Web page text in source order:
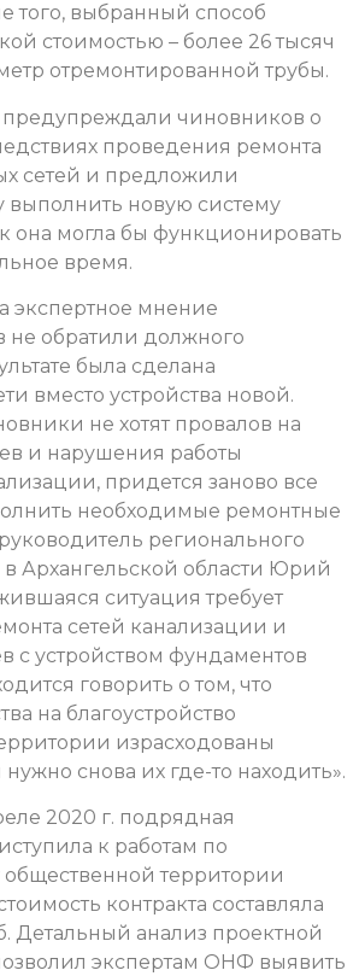
того, выбранный способ
стоимостью – более 26 тысяч
отремонтированной трубы.
чиновников о
проведения ремонта
сетей и предложили
выполнить новую систему
она могла бы функционировать
время.
экспертное мнение
не обратили должного
была сделана
вместо устройства новой.
не хотят провалов на
и нарушения работы
придется заново все
необходимые ремонтные
регионального
Архангельской области Юрий
ситуация требует
сетей канализации и
с устройством фундаментов
говорить о том, что
на благоустройство
израсходованы
снова их где-то находить».
2020 г. подрядная
к работам по
общественной территории
контракта составляла
Детальный анализ проектной
экспертам ОНФ выявить